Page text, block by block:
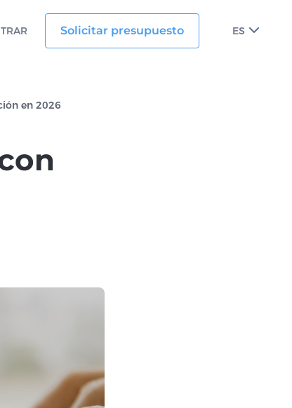
Solicitar presupuesto ES
en 2026